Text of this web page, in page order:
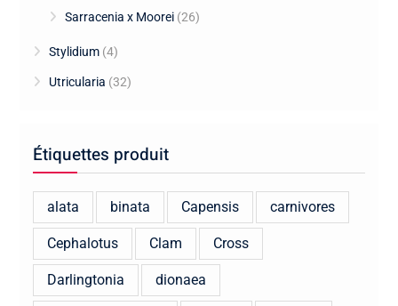
Sarracenia x Moorei (26)
Stylidium (4)
Utricularia (32)
Étiquettes produit
alata binata Capensis carnivores
Cephalotus Clam Cross
Darlingtonia dionaea